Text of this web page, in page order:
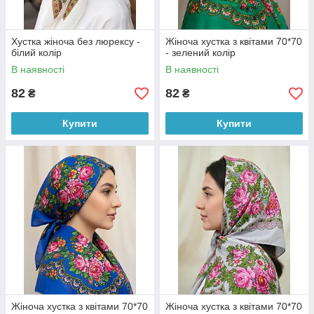
Хустка жіноча без люрексу -
білий колір
В наявності
82 ₴
Купити
Жіноча хустка з квітами 70*70
- зелений колір
В наявності
82 ₴
Купити
Жіноча хустка з квітами 70*70
Жіноча хустка з квітами 70*70